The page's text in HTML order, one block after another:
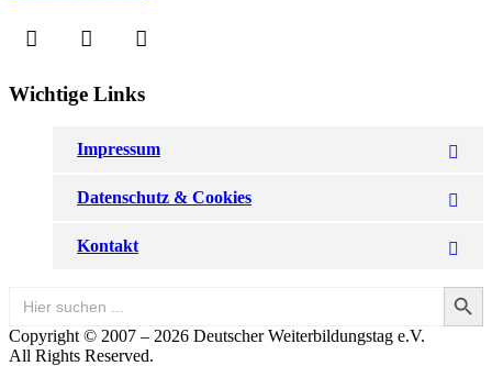
Wichtige Links
Impressum
Datenschutz & Cookies
Kontakt
for:
Search Button
Copyright © 2007 – 2026 Deutscher Weiterbildungstag e.V.
All Rights Reserved.